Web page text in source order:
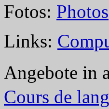
Fotos: Photos
Links:
Angebote in
Cours de